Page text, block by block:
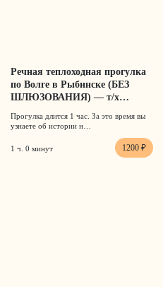
Речная теплоходная прогулка
по Волге в Рыбинске (БЕЗ
ШЛЮЗОВАНИЯ) — т/х
Прогулка длится 1 час. За это время вы
узнаете об истории н…
1 ч. 0 минут 1200 ₽